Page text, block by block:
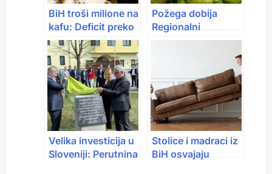
BiH troši milione na
kafu: Deficit preko
210 miliona KM!
Požega dobija
Regionalni
distributivni centar
Velika investicija u
Sloveniji: Perutnina
Stolice i madraci iz
BiH osvajaju